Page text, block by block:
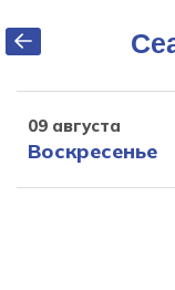
09 августа
Воскресенье